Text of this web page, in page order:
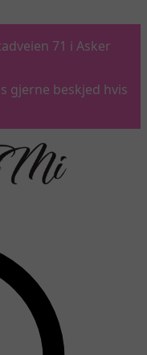
71 i Asker
gjerne beskjed hvis